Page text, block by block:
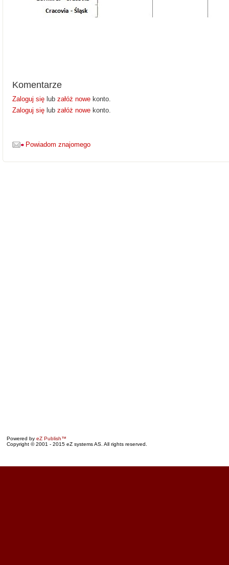
Komentarze
Zaloguj się lub załóż nowe konto.
Zaloguj się lub załóż nowe konto.
Powiadom znajomego
Powered by eZ Publish™
Copyright © 2001 - 2015 eZ systems AS. All rights reserved.